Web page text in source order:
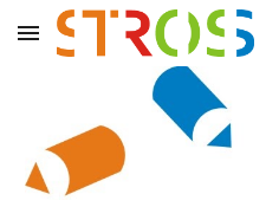
Skip to main content